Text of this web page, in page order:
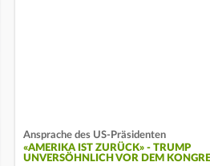
Ansprache des US-Präsidenten
«AMERIKA IST ZURÜCK» - TRUMP
UNVERSÖHNLICH VOR DEM